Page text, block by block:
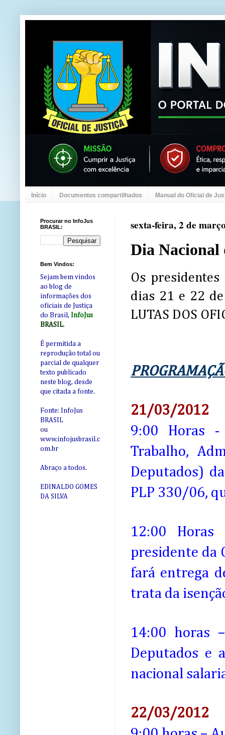
Início Documentos compartilhados Manual do Oficial de
sexta-feira, 2 de
Dia Nacional
Os presidentes
dias 21 e 22
LUTAS DOS
21/03/2012
9:00 Horas -
Trabalho,
Deputados)
PLP 330/06,
12:00 Horas
presidente da
fará entrega
trata da
14:00 horas
Deputados e
nacional
22/03/2012
Procurar no InfoJus
BRASIL:
Bem Vindos:
Sejam bem vindos
ao blog de
informações dos
oficiais de Justiça
do Brasil, InfoJus
BRASIL.
É permitida a
reprodução total ou
parcial de qualquer
texto publicado
neste blog, desde
que citada a fonte.
Fonte: InfoJus
BRASIL
ou
www.infojusbrasil.c
om.br
Abraço a todos.
EDINALDO GOMES
DA SILVA